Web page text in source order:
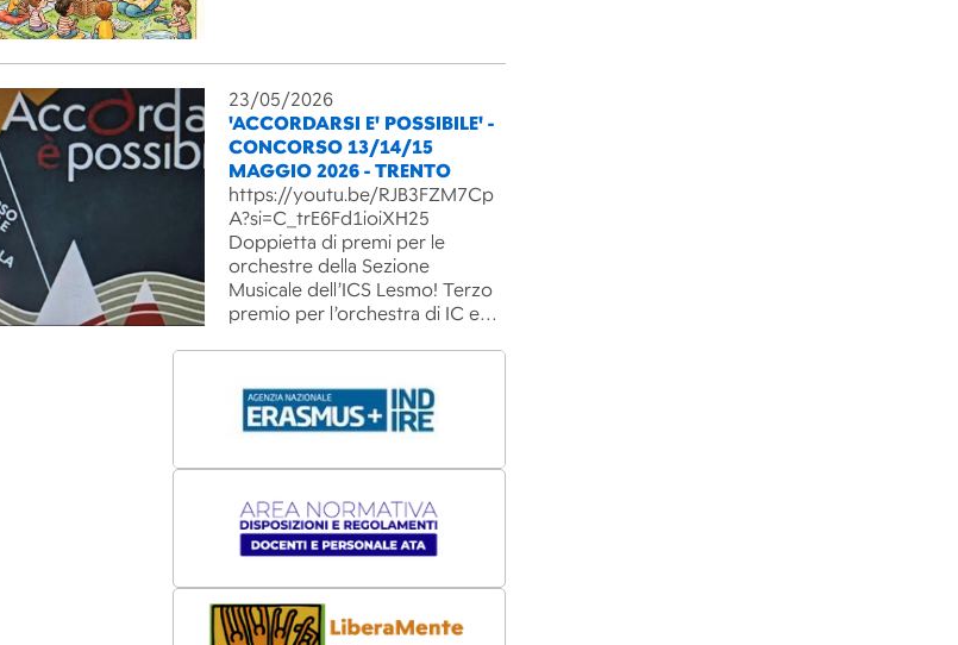
23/05/2026
'ACCORDARSI E' POSSIBILE' -
CONCORSO 13/14/15
MAGGIO 2026 - TRENTO
https://youtu.be/RJB3FZM7Cp
A?si=C_trE6Fd1ioiXH25
Doppietta di premi per le
orchestre della Sezione
Musicale dell’ICS Lesmo! Terzo
premio per l’orchestra di IC e…